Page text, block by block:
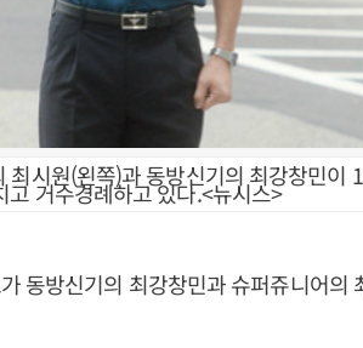
시원(왼쪽)과 동방신기의 최강창민이
고 거수경례하고 있다.<뉴시스>
동방신기의 최강창민과 슈퍼쥬니어의